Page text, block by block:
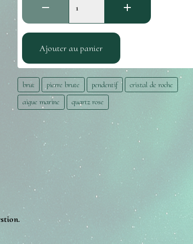
Ajouter au panier
brut pierre brute pendentif
cristal de roche
aigue marine
quartz rose